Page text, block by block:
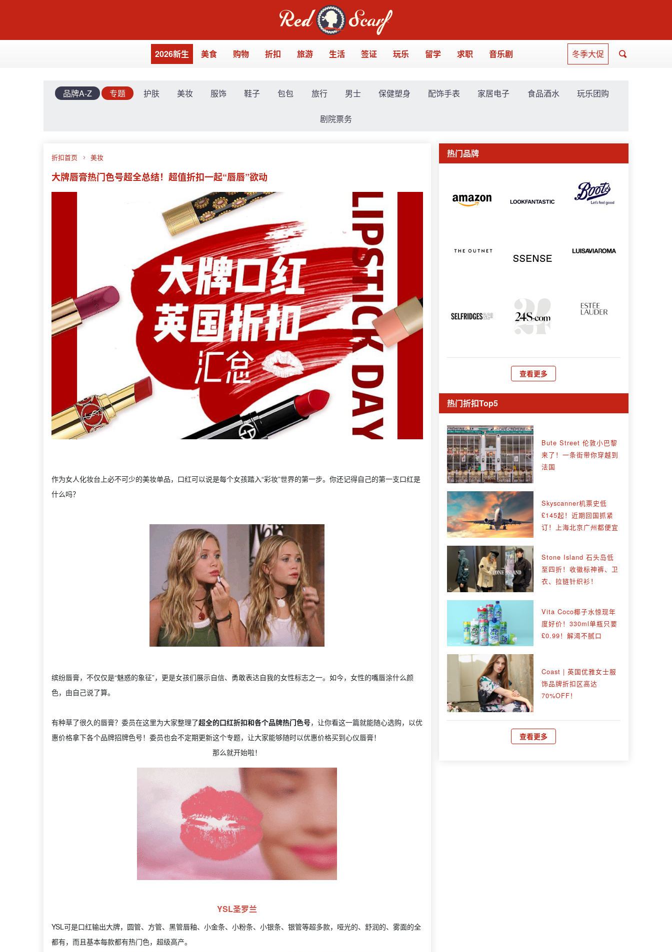
2026新生 美食 购物 折扣 旅游 生活 签证 玩乐 留学 求职 音乐剧 冬季大促
品牌A-Z 专题 护肤 美妆 服饰 鞋子 包包 旅行 男士 保健塑身 配饰手表 家居电子 食品酒水 玩乐团购
剧院票务
折扣首页 美妆
大牌唇膏热门色号超全总结！超值折扣一起“唇唇”欲动
作为女人化妆台上必不可少的美妆单品，口红可以说是每个女孩踏入“彩妆”世界的第一步。你还记得自己的第一支口红是
什么吗？
缤纷唇膏，不仅仅是“魅惑的象征”，更是女孩们展示自信、勇敢表达自我的女性标志之一。如今，女性的嘴唇涂什么颜
色，由自己说了算。
有种草了很久的唇膏？委员在这里为大家整理了超全的口红折扣和各个品牌热门色号，让你看这一篇就能随心选购，以优
惠价格拿下各个品牌招牌色号！委员也会不定期更新这个专题，让大家能够随时以优惠价格买到心仪唇膏！
那么就开始啦！
YSL圣罗兰
YSL可是口红输出大牌，圆管、方管、黑管唇釉、小金条、小粉条、小银条、银管等超多款，哑光的、舒润的、雾面的全
都有，而且基本每款都有热门色，超级高产。
热门品牌
查看更多
热门折扣Top5
Bute Street 伦敦小巴黎
来了！一条街带你穿越到
法国
Skyscanner机票史低
£145起！近期回国抓紧
订！上海北京广州都便宜
Stone Island 石头岛低
至四折！收徽标神裤、卫
衣、拉链针织衫！
Vita Coco椰子水惊现年
度好价！330ml单瓶只要
£0.99！解渴不腻口
Coast | 英国优雅女士服
饰品牌折扣区高达
70%OFF！
查看更多